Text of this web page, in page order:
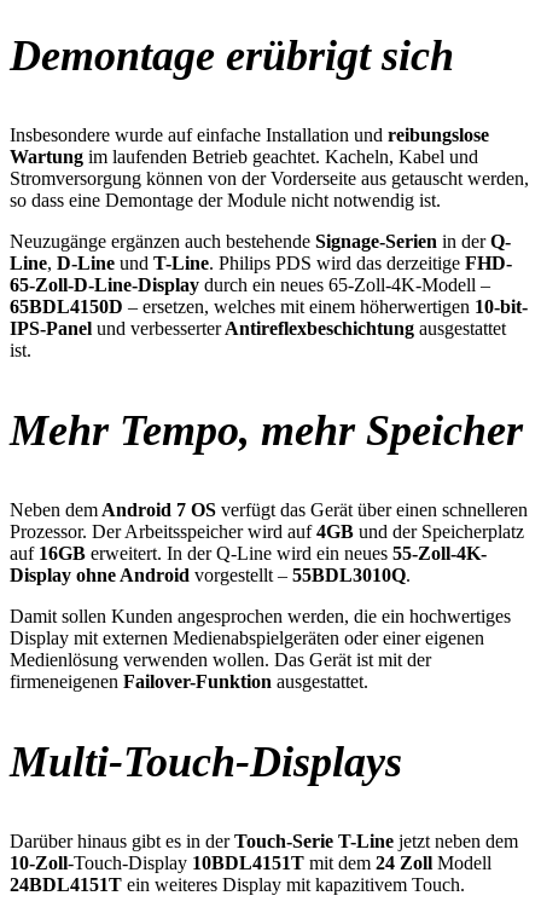
Demontage erübrigt sich
Insbesondere wurde auf einfache Installation und reibungslose
Wartung im laufenden Betrieb geachtet. Kacheln, Kabel und
Stromversorgung können von der Vorderseite aus getauscht werden,
so dass eine Demontage der Module nicht notwendig ist.
Neuzugänge ergänzen auch bestehende Signage-Serien in derQ-
Line, D-Line und T-Line. Philips PDS wird das derzeitige FHD-
65-Zoll-D-Line-Display durch ein neues 65-Zoll-4K-Modell –
65BDL4150D – ersetzen, welches mit einem höherwertigen 10-bit-
IPS-Panel und verbesserterAntireflexbeschichtung ausgestattet
ist.
Mehr Tempo, mehr Speicher
Neben dem Android 7 OS verfügt das Gerät über einen schnelleren
Prozessor. Der Arbeitsspeicher wird auf4GB und der Speicherplatz
auf 16GB erweitert. In der Q-Line wird ein neues 55-Zoll-4K-
Display ohne Android vorgestellt – 55BDL3010Q.
Damit sollen Kunden angesprochen werden, die ein hochwertiges
Display mit externen Medienabspielgeräten oder einer eigenen
Medienlösung verwenden wollen. Das Gerät ist mit der
firmeneigenen Failover-Funktion ausgestattet.
Multi-Touch-Displays
Darüber hinaus gibt es in derTouch-Serie T-Line jetzt neben dem
10-Zoll-Touch-Display 10BDL4151T mit dem 24 Zoll Modell
24BDL4151T ein weiteres Display mit kapazitivem Touch.